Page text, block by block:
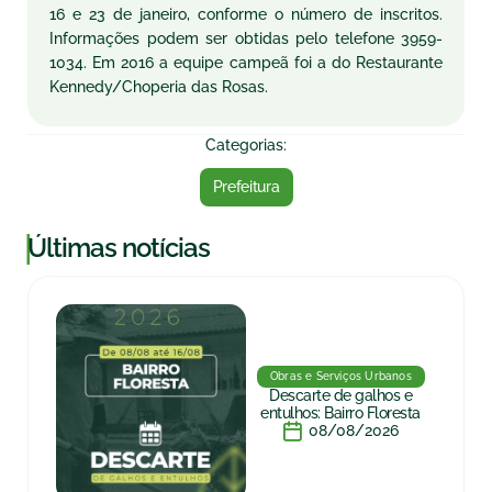
16 e 23 de janeiro, conforme o número de inscritos.
Informações podem ser obtidas pelo telefone 3959-
1034. Em 2016 a equipe campeã foi a do Restaurante
Kennedy/Choperia das Rosas.
Categorias:
Prefeitura
|Últimas notícias
Obras e Serviços Urbanos
Descarte de galhos e
entulhos: Bairro Floresta
08/08/2026